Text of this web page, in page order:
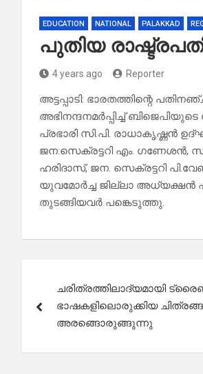
EDUCATION NATIONAL PALAKKAD
പുതിയ
4 years ago Reporter
അട്ടപ്പാടി: ഭാരതത്തിന്റെ
അഭിനന്ദനമര്‍പ്പിച്ച്
പ്രഭാരി സി.പി. രാധാകൃഷ്ണന്‍
ജന:സെക്രട്ടറി എം. ഗണേശന്‍,
ഹരിദാസ്, ജന. സെക്രട്ടറി
യുവമോര്‍ച്ച ജില്ലാ അധ്യക്ഷന്‍
തുടങ്ങിയവര്‍ പങ്കെടുത്തു.
navigation
ചരിത്രത്തിലാദ്യമായി
ഭാഷകളിലൊരുക്കിയ
അരങ്ങൊരുങ്ങുന്നു